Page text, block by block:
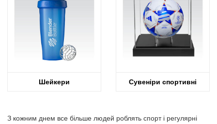
Шейкери Сувеніри спортивні
З кожним днем все більше людей роблять спорт і регулярні